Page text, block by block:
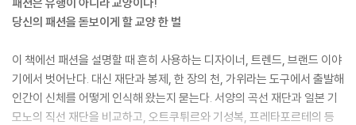
당신의 패션을 돋보이게 할 교양 한 벌
이 책에선 패션을 설명할 때 흔히 사용하는 디자이너, 트렌드, 브랜드 이야
기에서 벗어난다. 대신 재단과 봉제, 한 장의 천, 가위라는 도구에서 출발해
인간이 신체를 어떻게 인식해 왔는지 묻는다. 서양의 곡선 재단과 일본 기
모노의 직선 재단을 비교하고, 오트쿠튀르와 기성복, 프레타포르테의 등